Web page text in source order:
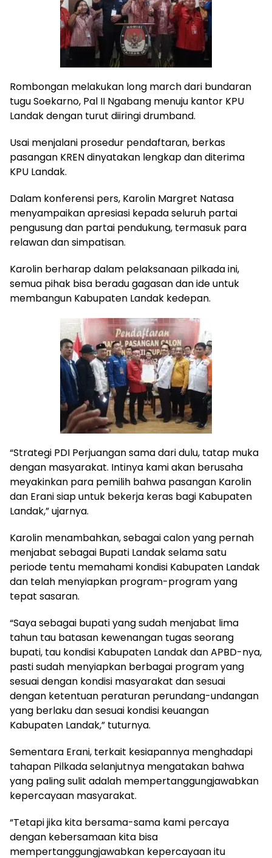
Rombongan melakukan long march dari bundaran
tugu Soekarno, Pal II Ngabang menuju kantor KPU
Landak dengan turut diiringi drumband.
Usai menjalani prosedur pendaftaran, berkas
pasangan KREN dinyatakan lengkap dan diterima
KPU Landak.
Dalam konferensi pers, Karolin Margret Natasa
menyampaikan apresiasi kepada seluruh partai
pengusung dan partai pendukung, termasuk para
relawan dan simpatisan.
Karolin berharap dalam pelaksanaan pilkada ini,
semua pihak bisa beradu gagasan dan ide untuk
membangun Kabupaten Landak kedepan.
“Strategi PDI Perjuangan sama dari dulu, tatap muka
dengan masyarakat. Intinya kami akan berusaha
meyakinkan para pemilih bahwa pasangan Karolin
dan Erani siap untuk bekerja keras bagi Kabupaten
Landak,” ujarnya.
Karolin menambahkan, sebagai calon yang pernah
menjabat sebagai Bupati Landak selama satu
periode tentu memahami kondisi Kabupaten Landak
dan telah menyiapkan program-program yang
tepat sasaran.
“Saya sebagai bupati yang sudah menjabat lima
tahun tau batasan kewenangan tugas seorang
bupati, tau kondisi Kabupaten Landak dan APBD-nya,
pasti sudah menyiapkan berbagai program yang
sesuai dengan kondisi masyarakat dan sesuai
dengan ketentuan peraturan perundang-undangan
yang berlaku dan sesuai kondisi keuangan
Kabupaten Landak,” tuturnya.
Sementara Erani, terkait kesiapannya menghadapi
tahapan Pilkada selanjutnya mengatakan bahwa
yang paling sulit adalah mempertanggungjawabkan
kepercayaan masyarakat.
“Tetapi jika kita bersama-sama kami percaya
dengan kebersamaan kita bisa
mempertanggungjawabkan kepercayaan itu